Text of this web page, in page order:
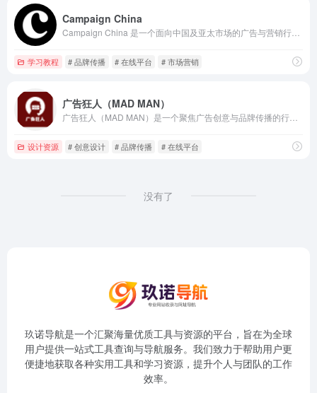
Campaign China
学习教程 # 品牌传播 # 在线平台 # 市场营销
广告狂人（MAD MAN）
设计资源 # 创意设计 # 品牌传播 # 在线平台
没有了
玖诺导航是一个汇聚海量优质工具与资源的平台，旨在为全球
用户提供一站式工具查询与导航服务。我们致力于帮助用户更
便捷地获取各种实用工具和学习资源，提升个人与团队的工作
效率。